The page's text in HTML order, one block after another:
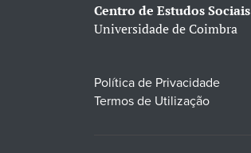
Centro de Estudos Sociais
Universidade de Coimbra
Política de Privacidade
Termos de Utilização